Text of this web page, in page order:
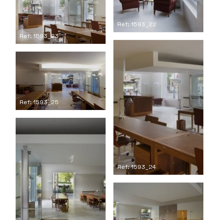
Ref: 1593_22
Ref: 1593_23
Ref: 1593_24
Ref: 1593_25